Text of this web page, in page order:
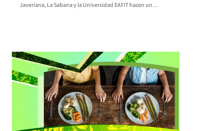
Javeriana, La Sabana y la Universidad EAFIT hacen un